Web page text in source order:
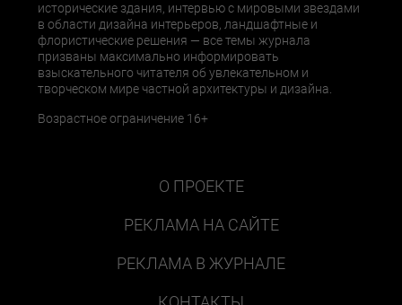
исторические здания, интервью с мировыми звездами
в области дизайна интерьеров, ландшафтные и
флористические решения — все темы журнала
призваны максимально информировать
взыскательного читателя об увлекательном и
творческом мире частной архитектуры и дизайна.
Возрастное ограничение 16+
О ПРОЕКТЕ
РЕКЛАМА НА САЙТЕ
РЕКЛАМА В ЖУРНАЛЕ